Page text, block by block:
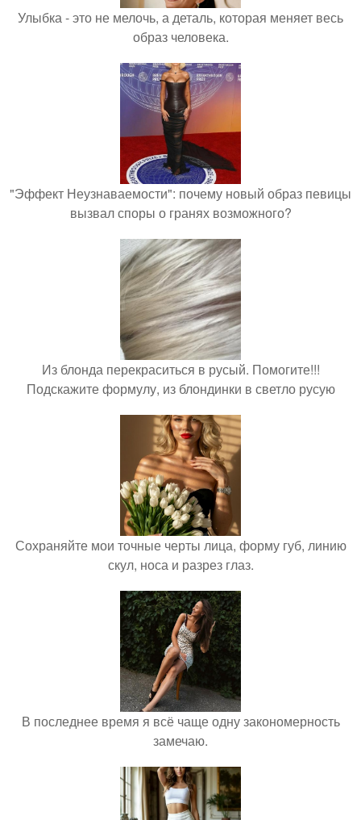
Улыбка - это не мелочь, а деталь, которая меняет весь
образ человека.
"Эффект Неузнаваемости": почему новый образ певицы
вызвал споры о гранях возможного?
Из блонда перекраситься в русый. Помогите!!!
Подскажите формулу, из блондинки в светло русую
Сохраняйте мои точные черты лица, форму губ, линию
скул, носа и разрез глаз.
В последнее время я всё чаще одну закономерность
замечаю.